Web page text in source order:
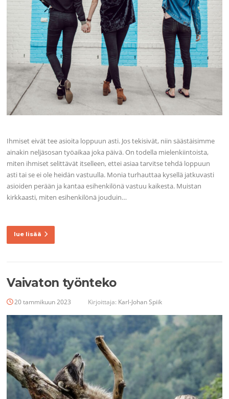
Ihmiset eivät tee asioita loppuun asti. Jos tekisivät, niin säästäisimme
ainakin neljäsosan työaikaa joka päivä. On todella mielenkiintoista,
miten ihmiset selittävät itselleen, ettei asiaa tarvitse tehdä loppuun
asti tai se ei ole heidän vastuulla. Monia turhauttaa kysellä jatkuvasti
asioiden perään ja kantaa esihenkilönä vastuu kaikesta. Muistan
kirkkaasti, miten esihenkilönä jouduin…
lue lisää
Vaivaton työnteko
20 tammikuun 2023 Kirjoittaja: Karl-Johan Spiik